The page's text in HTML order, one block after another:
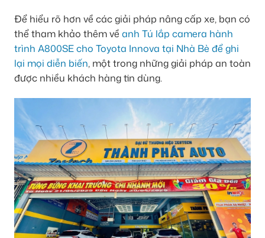
Để hiểu rõ hơn về các giải pháp nâng cấp xe, bạn có
thể tham khảo thêm về anh Tú lắp camera hành
trình A800SE cho Toyota Innova tại Nhà Bè để ghi
lại mọi diễn biến, một trong những giải pháp an toàn
được nhiều khách hàng tin dùng.